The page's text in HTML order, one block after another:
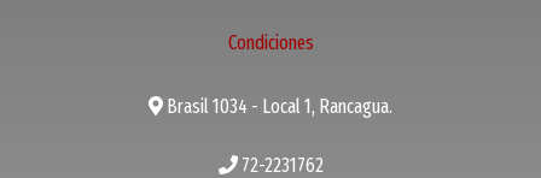
Condiciones
Brasil 1034 - Local 1, Rancagua.
72-2231762